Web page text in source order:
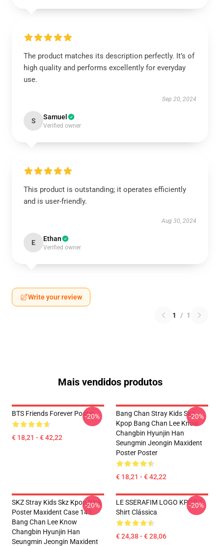
The product matches its description perfectly. It’s of
high quality and performs excellently for everyday
use.
Sep 20, 2024
S Samuel
Verified owner
This product is outstanding; it operates efficiently
and is user-friendly.
Aug 30, 2024
E Ethan
Verified owner
Write your review
1 / 1
Mais vendidos produtos
BTS Friends Forever Poster
€ 18,21 - € 42,22
-20%
Bang Chan Stray Kids Skz
Kpop Bang Chan Lee Know
Changbin Hyunjin Han
Seungmin Jeongin Maxident
Poster Poster
€ 18,21 - € 42,22
-20%
SKZ Stray Kids Skz Kpop Pink
Poster Maxident Case 143
Bang Chan Lee Know
Changbin Hyunjin Han
Seungmin Jeongin Maxident
-20%
LE SSERAFIM LOGO KPOP T-
Shirt Clássica
€ 24,38 - € 28,06
-20%